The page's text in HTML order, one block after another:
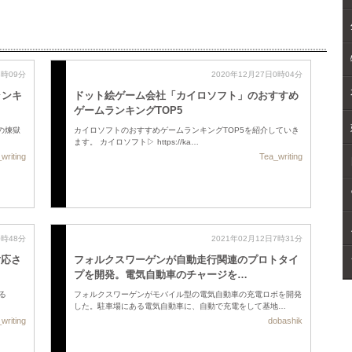
09分
キ
煉獄
2020年12月27日0時04分
ドット絵ゲーム会社「カイロソフト」のおすすめ
ゲームランキングTOP5
カイロソフトのおすすめゲームランキングTOP5を紹介していき
ます。 カイロソフト▷ https://ka…
Tea_writing
48分
さ
2021年02月12日7時31分
フォルクスワーゲンが自動走行関連のプロトタイ
プを開発。電気自動車のチャージを…
フォルクスワーゲンがモバイル型の電気自動車の充電ロボを開発
した。駐車場にある電気自動車に、自動で充電をして基地…
dobashik